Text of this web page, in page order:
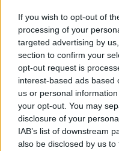
If you wish to opt-out of
processing of your
targeted advertising by
section to confirm your
opt-out request is
interest-based ads based
us or personal
your opt-out. You may
disclosure of your
IAB’s list of downstream
also be disclosed by us
Pikáns egyetemi
diákoldal
University of Roehampton,
University - ezek az
Felsőoktatás
Eduline